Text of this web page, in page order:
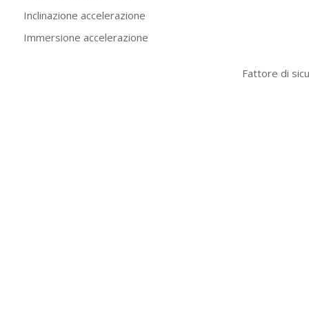
Inclinazione accelerazione
Immersione accelerazione
Fattore di